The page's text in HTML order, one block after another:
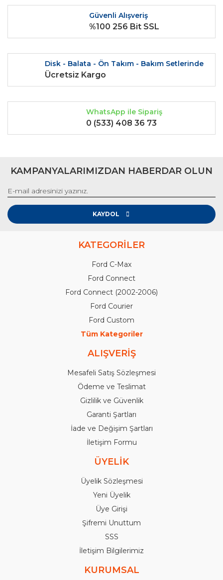
Güvenli Alışveriş
%100 256 Bit SSL
Disk - Balata - Ön Takım - Bakım Setlerinde
Ücretsiz Kargo
WhatsApp ile Sipariş
0 (533) 408 36 73
KAMPANYALARIMIZDAN HABERDAR OLUN
KAYDOL
KATEGORİLER
Ford C-Max
Ford Connect
Ford Connect (2002-2006)
Ford Courier
Ford Custom
Tüm Kategoriler
ALIŞVERİŞ
Mesafeli Satış Sözleşmesi
Ödeme ve Teslimat
Gizlilik ve Güvenlik
Garanti Şartları
İade ve Değişim Şartları
İletişim Formu
ÜYELİK
Üyelik Sözleşmesi
Yeni Üyelik
Üye Girişi
Şifremi Unuttum
SSS
İletişim Bilgilerimiz
KURUMSAL